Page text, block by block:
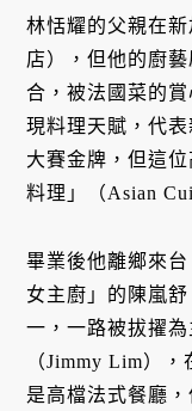
林恬耀的父親在
店），但他的廚
合，被法國菜的
現料理天賦，代
大賽金牌，但這
料理」（Asian
畢業後他離鄉來
女主廚」的陳嵐
一，一路被拔擢
（Jimmy Lim）
是高檔法式餐廳